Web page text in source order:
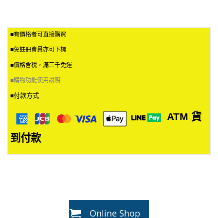
■有價格者可直接購買
■免註冊會員亦可下標
■價格含稅，滿三千免運
■購物功能使用說明
■付款方式
ATM 貨
到付款
Online Shop